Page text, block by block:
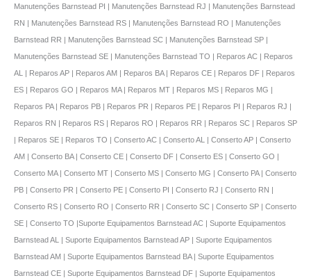
Manutenções Barnstead PI | Manutenções Barnstead RJ | Manutenções Barnstead
RN | Manutenções Barnstead RS | Manutenções Barnstead RO | Manutenções
Barnstead RR | Manutenções Barnstead SC | Manutenções Barnstead SP |
Manutenções Barnstead SE | Manutenções Barnstead TO | Reparos AC | Reparos
AL | Reparos AP | Reparos AM | Reparos BA | Reparos CE | Reparos DF | Reparos
ES | Reparos GO | Reparos MA | Reparos MT | Reparos MS | Reparos MG |
Reparos PA | Reparos PB | Reparos PR | Reparos PE | Reparos PI | Reparos RJ |
Reparos RN | Reparos RS | Reparos RO | Reparos RR | Reparos SC | Reparos SP
| Reparos SE | Reparos TO | Conserto AC | Conserto AL | Conserto AP | Conserto
AM | Conserto BA | Conserto CE | Conserto DF | Conserto ES | Conserto GO |
Conserto MA | Conserto MT | Conserto MS | Conserto MG | Conserto PA | Conserto
PB | Conserto PR | Conserto PE | Conserto PI | Conserto RJ | Conserto RN |
Conserto RS | Conserto RO | Conserto RR | Conserto SC | Conserto SP | Conserto
SE | Conserto TO |Suporte Equipamentos Barnstead AC | Suporte Equipamentos
Barnstead AL | Suporte Equipamentos Barnstead AP | Suporte Equipamentos
Barnstead AM | Suporte Equipamentos Barnstead BA | Suporte Equipamentos
Barnstead CE | Suporte Equipamentos Barnstead DF | Suporte Equipamentos